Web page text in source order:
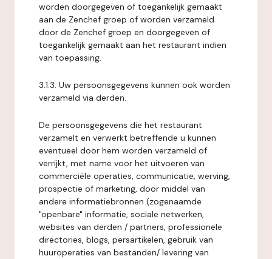
worden doorgegeven of toegankelijk gemaakt
aan de Zenchef groep of worden verzameld
door de Zenchef groep en doorgegeven of
toegankelijk gemaakt aan het restaurant indien
van toepassing.
3.1.3. Uw persoonsgegevens kunnen ook worden
verzameld via derden.
De persoonsgegevens die het restaurant
verzamelt en verwerkt betreffende u kunnen
eventueel door hem worden verzameld of
verrijkt, met name voor het uitvoeren van
commerciële operaties, communicatie, werving,
prospectie of marketing, door middel van
andere informatiebronnen (zogenaamde
"openbare" informatie, sociale netwerken,
websites van derden / partners, professionele
directories, blogs, persartikelen, gebruik van
huuroperaties van bestanden/ levering van